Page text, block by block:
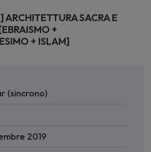
SACRA E
+
+ ISLAM]
(sincrono)
2019